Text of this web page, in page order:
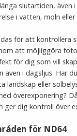
52mm - Gör
slutartiden, även
i vatten, moln eller
för att kontrollera
att möjliggöra
för dig som vill
även i dagsljus. Har
landskap eller
överexponering?
ger dig kontroll över
för ND64